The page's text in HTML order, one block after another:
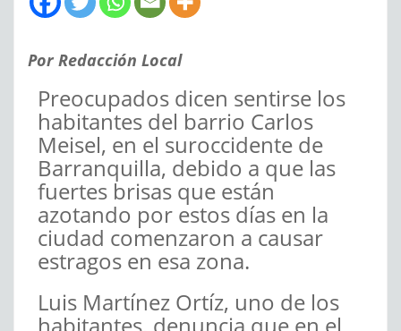
Por Redacción Local
Preocupados dicen sentirse los
habitantes del barrio Carlos
Meisel, en el suroccidente de
Barranquilla, debido a que las
fuertes brisas que están
azotando por estos días en la
ciudad comenzaron a causar
estragos en esa zona.
Luis Martínez Ortíz, uno de los